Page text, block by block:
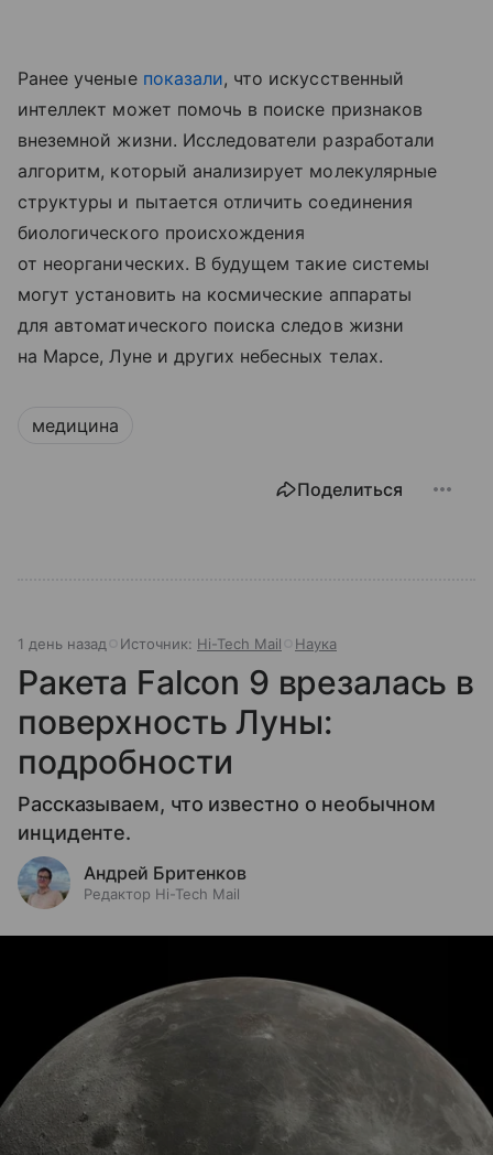
Ранее ученые показали, что искусственный
интеллект может помочь в поиске признаков
внеземной жизни. Исследователи разработали
алгоритм, который анализирует молекулярные
структуры и пытается отличить соединения
биологического происхождения
от неорганических. В будущем такие системы
могут установить на космические аппараты
для автоматического поиска следов жизни
на Марсе, Луне и других небесных телах.
медицина
Поделиться
1 день назад Источник: Hi-Tech Mail Наука
Ракета Falcon 9 врезалась в
поверхность Луны:
подробности
Рассказываем, что известно о необычном
инциденте.
Андрей Бритенков
Редактор Hi-Tech Mail